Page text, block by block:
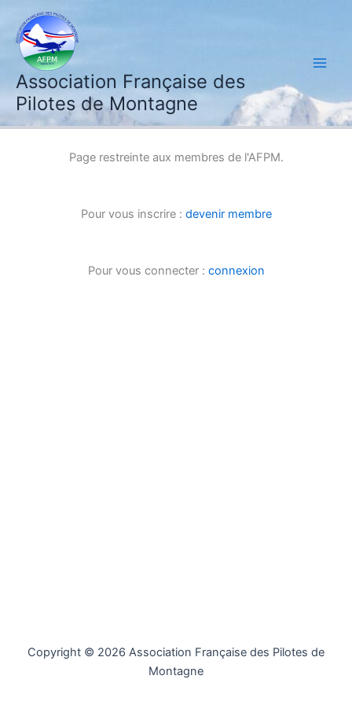
contenu
Association Française des
Pilotes de Montagne
Page restreinte aux membres de l'AFPM.
Pour vous inscrire : devenir membre
Pour vous connecter : connexion
Copyright © 2026 Association Française des Pilotes de
Montagne